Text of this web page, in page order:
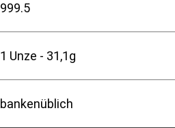
999.5
1 Unze - 31,1g
bankenüblich